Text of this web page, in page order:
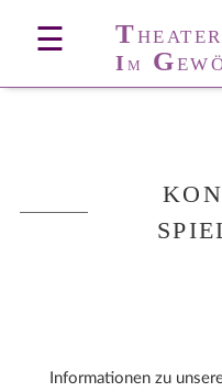
☰ THEATER
I M G
Informationen zu